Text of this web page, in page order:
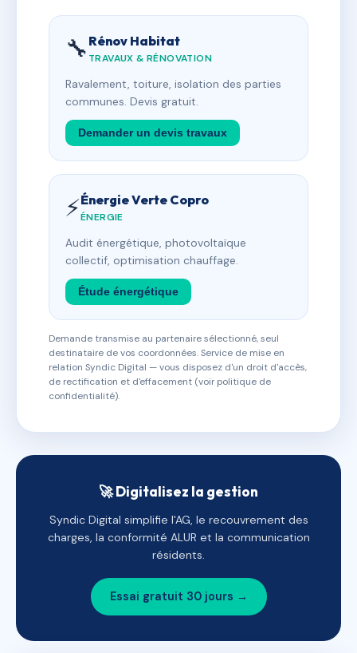
🔧 Rénov Habitat
TRAVAUX & RÉNOVATION
Ravalement, toiture, isolation des parties
communes. Devis gratuit.
Demander un devis travaux
⚡Énergie Verte Copro
ÉNERGIE
Audit énergétique, photovoltaïque
collectif, optimisation chauffage.
Étude énergétique
Demande transmise au partenaire sélectionné, seul
destinataire de vos coordonnées. Service de mise en
relation Syndic Digital — vous disposez d'un droit d'accès,
de rectification et d'effacement (voir politique de
confidentialité).
🚀 Digitalisez la gestion
Syndic Digital simplifie l'AG, le recouvrement des
charges, la conformité ALUR et la communication
résidents.
Essai gratuit 30 jours →